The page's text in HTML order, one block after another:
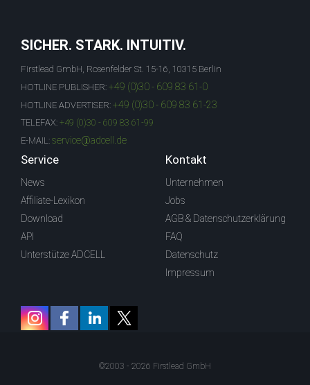
SICHER. STARK. INTUITIV.
Firstlead GmbH, Rosenfelder St. 15-16, 10315 Berlin
HOTLINE PUBLISHER: +49 (0)30 - 609 83 61-0
HOTLINE ADVERTISER: +49 (0)30 - 609 83 61-23
TELEFAX: +49 (0)30 - 609 83 61-99
E-MAIL: service@adcell.de
Service
News
Affiliate-Lexikon
Download
API
Unterstütze ADCELL
Kontakt
Unternehmen
Jobs
AGB & Datenschutzerklärung
FAQ
Datenschutz
Impressum
©2003 - 2026 Firstlead GmbH